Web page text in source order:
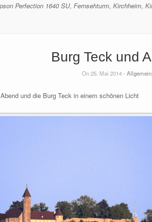
Perfection 1640 SU,Fernsehturm,Kirchheim,
Burg Teck und
On 25. Mai 2014 - Allgemein,
und die Burg Teck in einem schönen Licht